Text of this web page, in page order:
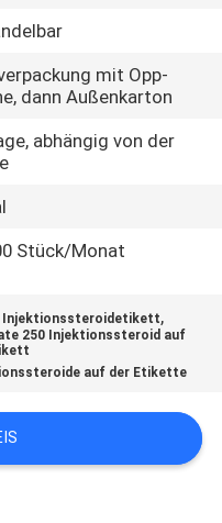
mit Opp-
dann Außenkarton
abhängig von der
Stück/Monat
Injektionssteroidetikett,
250 Injektionssteroid auf
auf der Etikette